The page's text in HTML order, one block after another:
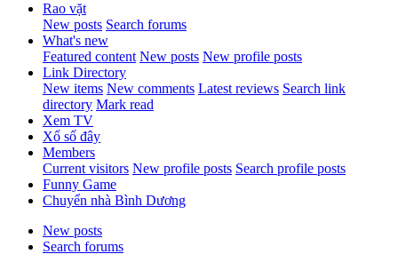
Rao vặt
New posts Search forums
What's new
Featured content New posts New profile posts
Link Directory
New items New comments Latest reviews Search link
directory Mark read
Xem TV
Xổ số đây
Members
Current visitors New profile posts Search profile posts
Funny Game
Chuyển nhà Bình Dương
New posts
Search forums